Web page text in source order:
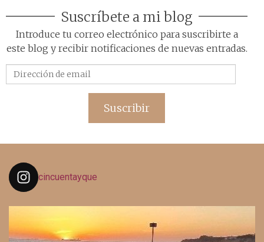
Suscríbete a mi blog
Introduce tu correo electrónico para suscribirte a
este blog y recibir notificaciones de nuevas entradas.
de
Suscribir
cincuentayque